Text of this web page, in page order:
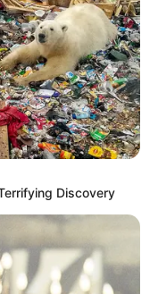
Discovery